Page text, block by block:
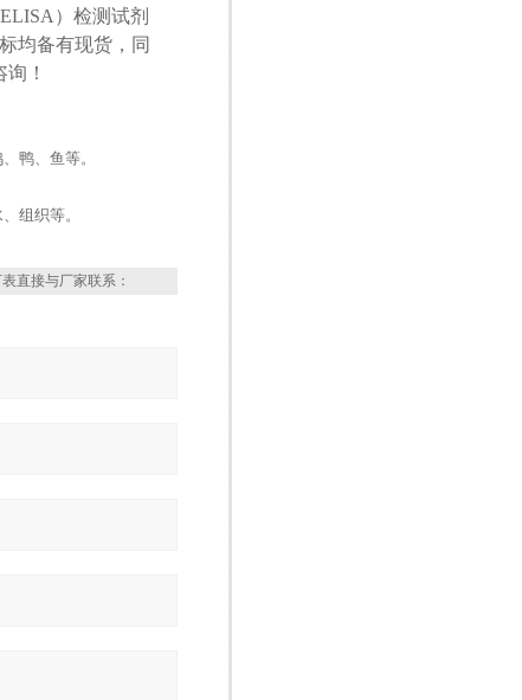
ELISA ）检测试剂
均备有现货，同
！
鸭、鱼等。
组织等。
直接与厂家联系：